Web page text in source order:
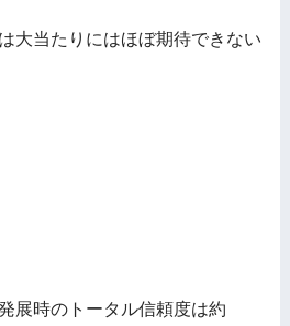
大当たりにはほぼ期待できない
展時のトータル信頼度は約